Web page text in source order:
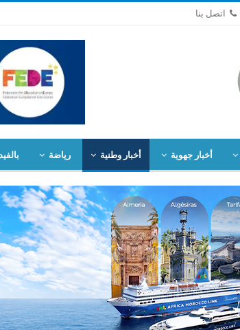
اتصل بنا
أخبار جهوية أخبار وطنية رياضة